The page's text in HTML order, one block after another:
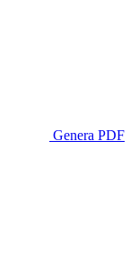
Genera PDF